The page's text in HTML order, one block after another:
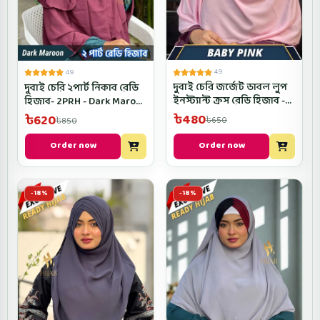
4.9
দুবাই চেরি ২পার্ট নিকাব রেডি
হিজাব- 2PRH - Dark Maroon
Color
৳620৳850
Order now
4.9
দুবাই চেরি জর্জেট ডাবল লুপ
ইনস্ট্যান্ট ক্রস রেডি হিজাব -
D2CROSRH- Baby Pink
Color
৳480৳650
Order now
-18% -18%